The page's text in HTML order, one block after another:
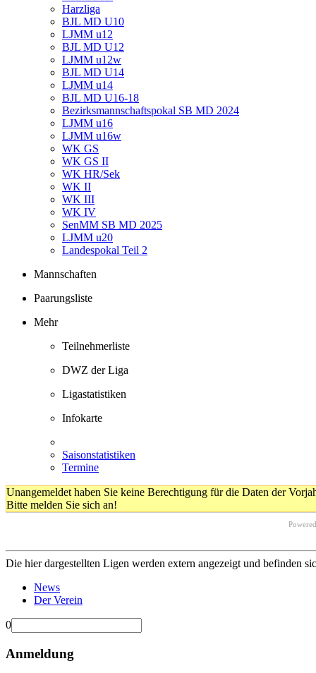
Harzliga
BJL MD U10
LJMM u12
BJL MD U12
LJMM u12w
BJL MD U14
LJMM u14
BJL MD U16-18
Bezirksmannschaftspokal SB MD 2024
LJMM u16
LJMM u16w
WK GS
WK GS II
WK HR/Sek
WK II
WK III
WK IV
SenMM SB MD 2025
LJMM u20
Landespokal Teil 2
Mannschaften
Paarungsliste
Mehr
Teilnehmerliste
DWZ der Liga
Ligastatistiken
Infokarte
Saisonstatistiken
Termine
Unangemeldet haben Sie keine Berechtigung für die Daten der
Bitte melden Sie sich an!
Die hier dargestellten Ligen werden extern angezeigt und befinden
News
Der Verein
0
Anmeldung